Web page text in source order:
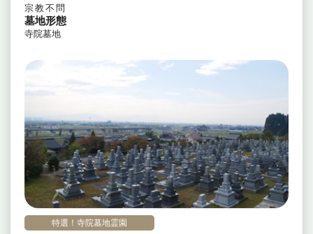
特選！寺院墓地霊園
宗教不問
墓地形態
寺院墓地